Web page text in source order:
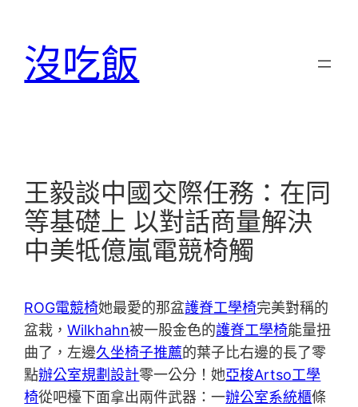
沒吃飯
王毅談中國交際任務：在同
等基礎上 以對話商量解決
中美牴億嵐電競椅觸
ROG電競椅她最愛的那盆護脊工學椅完美對稱的
盆栽，Wilkhahn被一股金色的護脊工學椅能量扭
曲了，左邊久坐椅子推薦的葉子比右邊的長了零
點辦公室規劃設計零一公分！她亞梭Artso工學
椅從吧檯下面拿出兩件武器：一辦公室系統櫃條